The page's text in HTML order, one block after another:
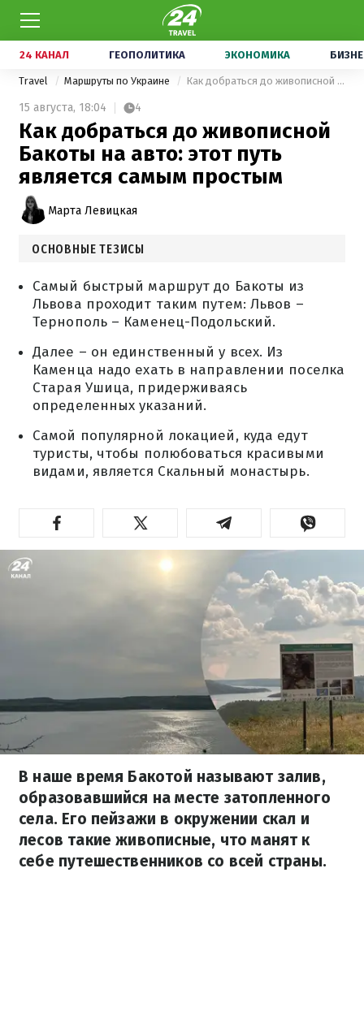
24 КАНАЛ ГЕОПОЛИТИКА ЭКОНОМИКА
Travel Маршруты по Украине Как добраться до живописной Бакоты на авто: этот путь является самым простым
15 августа, 18:04 4
Как добраться до живописной
Бакоты на авто: этот путь
является самым простым
Марта Левицкая
ОСНОВНЫЕ ТЕЗИСЫ
Самый быстрый маршрут до Бакоты из
Львова проходит таким путем: Львов –
Тернополь – Каменец-Подольский.
Далее – он единственный у всех. Из
Каменца надо ехать в направлении поселка
Старая Ушица, придерживаясь
определенных указаний.
Самой популярной локацией, куда едут
туристы, чтобы полюбоваться красивыми
видами, является Скальный монастырь.
В наше время Бакотой называют залив,
образовавшийся на месте затопленного
села. Его пейзажи в окружении скал и
лесов такие живописные, что манят к
себе путешественников со всей страны.